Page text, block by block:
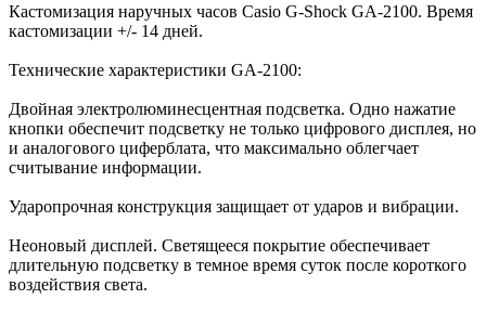
Кастомизация наручных часов Casio G-Shock GA-2100. Время
кастомизации +/- 14 дней.
Технические характеристики GA-2100:
Двойная электролюминесцентная подсветка. Одно нажатие
кнопки обеспечит подсветку не только цифрового дисплея, но
и аналогового циферблата, что максимально облегчает
считывание информации.
Ударопрочная конструкция защищает от ударов и вибрации.
Неоновый дисплей. Светящееся покрытие обеспечивает
длительную подсветку в темное время суток после короткого
воздействия света.